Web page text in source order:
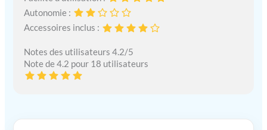
Autonomie :
Accessoires inclus :
Notes des utilisateurs 4.2/5
Note de 4.2 pour 18 utilisateurs